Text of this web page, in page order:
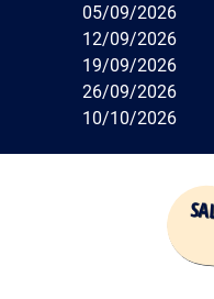
05/09/2026
12/09/2026
19/09/2026
26/09/2026
10/10/2026